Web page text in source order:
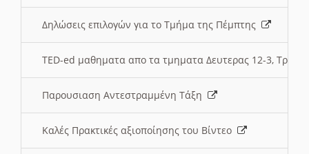
Δηλώσεις επιλογών για το Τμήμα της Πέμπτης
TED-ed μαθηματα απο τα τμηματα Δευτερας 12-3,
Παρουσιαση Αντεστραμμένη Τάξη
Καλές Πρακτικές αξιοποίησης του Βίντεο